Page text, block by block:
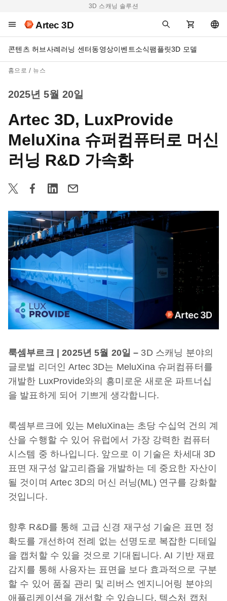
3D 스캐닝 솔루션
Artec 3D
콘텐츠 허브사례러닝 센터동영상이벤트소식팸플릿3D 모델
홈으로 뉴스
2025년 5월 20일
Artec 3D, LuxProvide
MeluXina 슈퍼컴퓨터로 머신
러닝 R&D 가속화
룩셈부르크 | 2025년 5월 20일 – 3D 스캐닝 분야의
글로벌 리더인 Artec 3D는 MeluXina 슈퍼컴퓨터를
개발한 LuxProvide와의 흥미로운 새로운 파트너십
을 발표하게 되어 기쁘게 생각합니다.
룩셈부르크에 있는 MeluXina는 초당 수십억 건의 계
산을 수행할 수 있어 유럽에서 가장 강력한 컴퓨터
시스템 중 하나입니다. 앞으로 이 기술은 차세대 3D
표면 재구성 알고리즘을 개발하는 데 중요한 자산이
될 것이며 Artec 3D의 머신 러닝(ML) 연구를 강화할
것입니다.
향후 R&D를 통해 고급 신경 재구성 기술은 표면 정
확도를 개선하여 전례 없는 선명도로 복잡한 디테일
을 캡처할 수 있을 것으로 기대됩니다. AI 기반 재료
감지를 통해 사용자는 표면을 보다 효과적으로 구분
할 수 있어 품질 관리 및 리버스 엔지니어링 분야의
애플리케이션을 개선할 수 있습니다. 텍스처 캡처